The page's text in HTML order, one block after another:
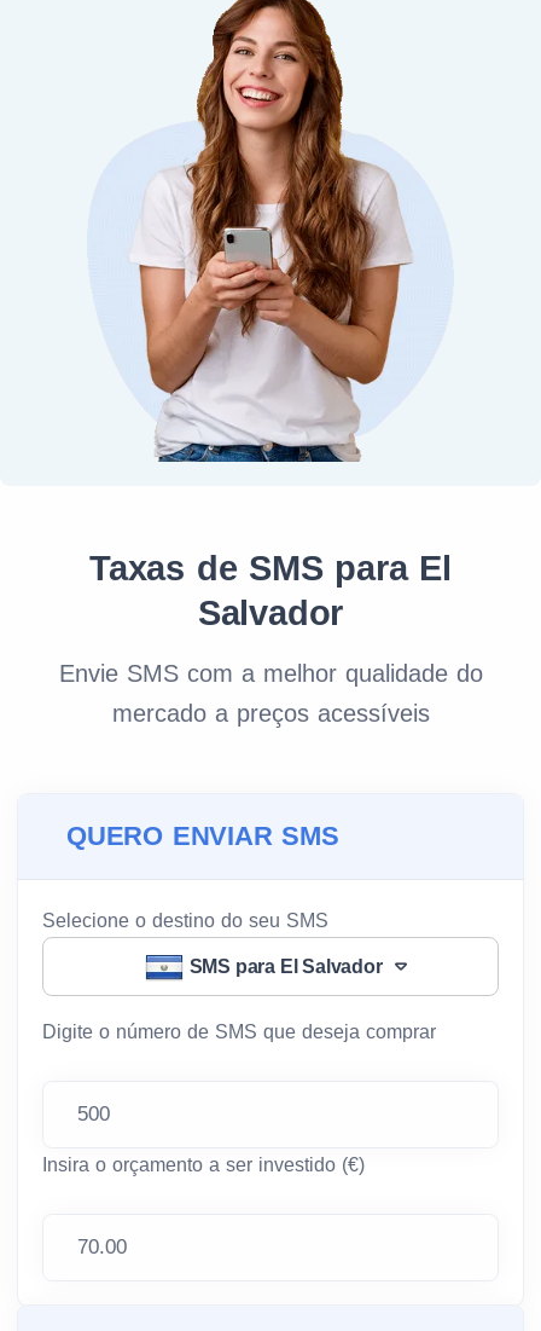
Taxas de SMS para El
Salvador
Envie SMS com a melhor qualidade do
mercado a preços acessíveis
QUERO ENVIAR SMS
Selecione o destino do seu SMS
SMS para El Salvador
Digite o número de SMS que deseja comprar
Insira o orçamento a ser investido (€)